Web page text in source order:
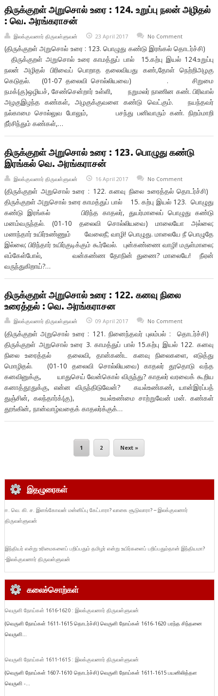
திருக்குறள் அறுசொல் உரை : 124. உறுப்பு நலன் அழிதல்
: வெ. அரங்கராசன்
இலக்குவனார் திருவள்ளுவன் 23 April 2017 No Comment
(திருக்குறள் அறுசொல் உரை : 123. பொழுது கண்டு இரங்கல் தொடர்ச்சி)
திருக்குறள் அறுசொல் உரை காமத்துப் பால் 15.கற்பு இயல் 124.உறுப்பு
நலன் அழிதல் பிரிவைப் பொறாத தலைவியது கண்,தோள் நெற்றிஅழகு
கெடுதல். (01-07 தலைவி சொல்லியவை) . சிறுமை
நமக்(கு)ஒழியச், சேண்சென்றார் உள்ளி, நறுமலர் நாணின கண். பிரிவால்
அழகுஇழந்த கண்கள், அழகுக்குவளை கண்டு வெட்கும். நயந்தவர்
நல்காமை சொல்லுவ போலும், பசந்து பனிவாரும் கண். நிறம்மாறி
நீர்சிந்தும் கண்கள்,…
திருக்குறள் அறுசொல் உரை : 123. பொழுது கண்டு
இரங்கல் வெ. அரங்கராசன்
இலக்குவனார் திருவள்ளுவன் 16 April 2017 No Comment
(திருக்குறள் அறுசொல் உரை : 122. கனவு நிலை உரைத்தல் தொடர்ச்சி)
திருக்குறள் அறுசொல் உரை காமத்துப் பால் 15. கற்பு இயல் 123. பொழுது
கண்டு இரங்கல் பிரிந்த காதலர், துயர்மாலைப் பொழுது கண்டு
மனம்வருந்தல். (01-10 தலைவி சொல்லியவை) மாலையோ அல்லை;
மணந்தார் உயிர்உண்ணும் வேலைநீ; வாழி! பொழுது. மாலையே நீ பொழுதே
இல்லை; பிரிந்தார் உயிர்குடிக்கும் கூர்வேல். புன்கண்ணை வாழி! மருள்மாலை;
எம்கேள்போல், வன்கண்ண தோநின் துணை? மாலையே! நீஏன்
வருந்துகிறாய்?…
திருக்குறள் அறுசொல் உரை : 122. கனவு நிலை
உரைத்தல் : வெ. அரங்கராசன
இலக்குவனார் திருவள்ளுவன் 09 April 2017 No Comment
(திருக்குறள் அறுசொல் உரை : 121. நினைந்தவர் புலம்பல் : தொடர்ச்சி)
திருக்குறள் அறுசொல் உரை 3. காமத்துப் பால் 15.கற்பு இயல் 122. கனவு
நிலை உரைத்தல் தலைவி, தான்கண்ட கனவு நிலைகளை, எடுத்து
மொழிதல். (01-10 தலைவி சொல்லியவை) காதலர் தூதொடு வந்த
கனவினுக்கு, யாதுசெய் வேன்கொல் விருந்து? காதலர் வரவைக் கூறிய
கனாத்தூதுக்கு, என்ன விருந்திடுவேன்? கயல்உண்கண், யான்இரப்பத்
துஞ்சின், கலந்தார்க்(கு), உயல்உண்மை சாற்றுவேன் மன். கண்கள்
தூங்கின், நான்வாழ்வதைக் காதலர்க்குக்…
1 2 Next »
இதழுரைகள்
ஈ. வெ. கி. ச. இளங்கோவன் மன்னிப்பு கேட்பாரா? வாகை சூடுவாரா? – இலக்குவனார்
திருவள்ளுவன்
இந்தியர் என்று உரிமைகளைப் பறிப்பதும் தமிழர் என்று உயிர்களைப் பறிப்பதும்தான் இந்தியமா?
-இலக்குவனார் திருவள்ளுவன்
கலைச்சொற்கள்
வெருளி நோய்கள் 1616-1620 : இலக்குவனார் திருவள்ளுவன்
(வெருளி நோய்கள் 1611-1615 தொடர்ச்சி) வெருளி நோய்கள் 1616-1620 பரந்த சிந்தனை
வெருளி...
வெருளி நோய்கள் 1611-1615 : இலக்குவனார் திருவள்ளுவன்
(வெருளி நோய்கள் 1607-1610 தொடர்ச்சி) வெருளி நோய்கள் 1611-1615 பயனிலித்தள
வெருளி -...